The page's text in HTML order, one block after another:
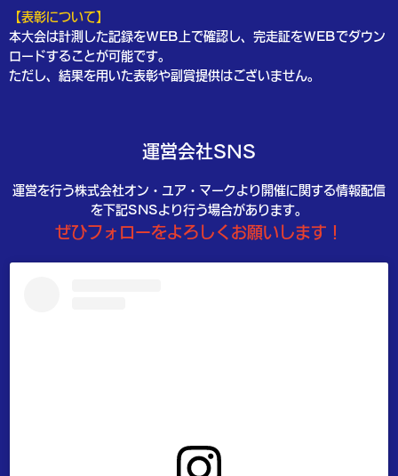
【表彰について】
本大会は計測した記録をWEB上で確認し、完走証をWEBでダウン
ロードすることが可能です。
ただし、結果を用いた表彰や副賞提供はございません。
運営会社SNS
運営を行う株式会社オン・ユア・マークより開催に関する情報配信
を下記SNSより行う場合があります。
ぜひフォローをよろしくお願いします！